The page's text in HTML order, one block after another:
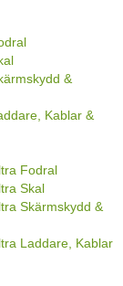
&
Kablar &
Fodral
Skal
Skärmskydd &
Laddare, Kablar